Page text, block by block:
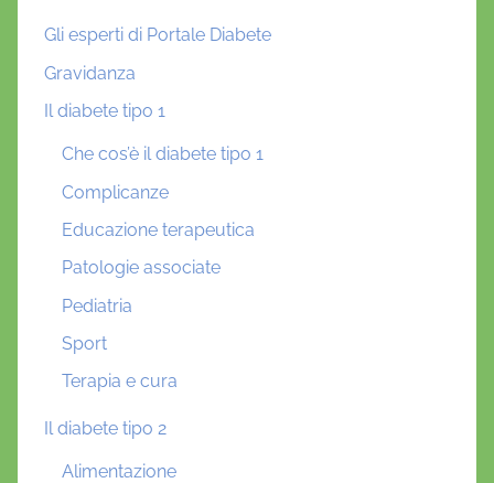
Gli esperti di Portale Diabete
Gravidanza
Il diabete tipo 1
Che cos’è il diabete tipo 1
Complicanze
Educazione terapeutica
Patologie associate
Pediatria
Sport
Terapia e cura
Il diabete tipo 2
Alimentazione